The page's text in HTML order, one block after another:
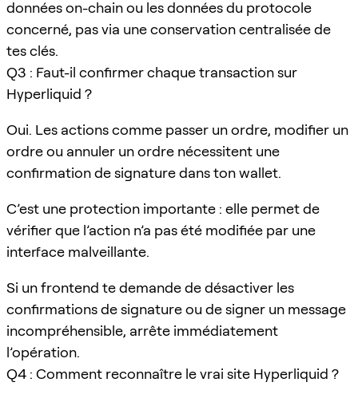
données on-chain ou les données du protocole
concerné, pas via une conservation centralisée de
tes clés.
Q3 : Faut-il confirmer chaque transaction sur
Hyperliquid ?
Oui. Les actions comme passer un ordre, modifier un
ordre ou annuler un ordre nécessitent une
confirmation de signature dans ton wallet.
C’est une protection importante : elle permet de
vérifier que l’action n’a pas été modifiée par une
interface malveillante.
Si un frontend te demande de désactiver les
confirmations de signature ou de signer un message
incompréhensible, arrête immédiatement
l’opération.
Q4 : Comment reconnaître le vrai site Hyperliquid ?